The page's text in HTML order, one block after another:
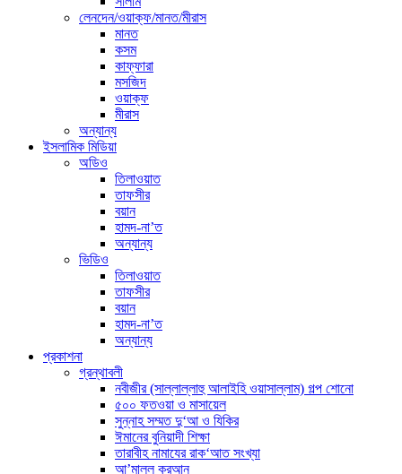
লেনদেন/ওয়াক্ফ/মানত/মীরাস
মানত
কসম
কাফ্ফারা
মসজিদ
ওয়াক্ফ
মীরাস
অন্যান্য
ইসলামিক মিডিয়া
অডিও
তিলাওয়াত
তাফসীর
বয়ান
হামদ-না’ত
অন্যান্য
ভিডিও
তিলাওয়াত
তাফসীর
বয়ান
হামদ-না’ত
অন্যান্য
প্রকাশনা
গ্রন্থাবলী
নবীজীর (সাল্লাল্লাহু আলাইহি ওয়াসাল্লাম) গল্প শোনো
৫০০ ফতওয়া ও মাসায়েল
সুন্নাহ সম্মত দু‘আ ও যিকির
ঈমানের বুনিয়াদী শিক্ষা
তারাবীহ নামাযের রাক‘আত সংখ্যা
আ’মালুল কুরআন